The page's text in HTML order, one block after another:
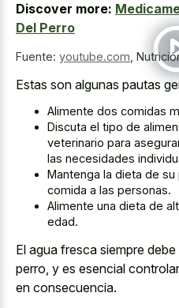
Discover more:
Del Perro
Fuente: youtube.com
Estas son algunas pautas
Alimente dos comidas
Discuta el tipo de
veterinario para
las necesidades
Mantenga la dieta de
comida a las personas.
Alimente una dieta de
edad.
El agua fresca siempre
perro, y es esencial
en consecuencia.